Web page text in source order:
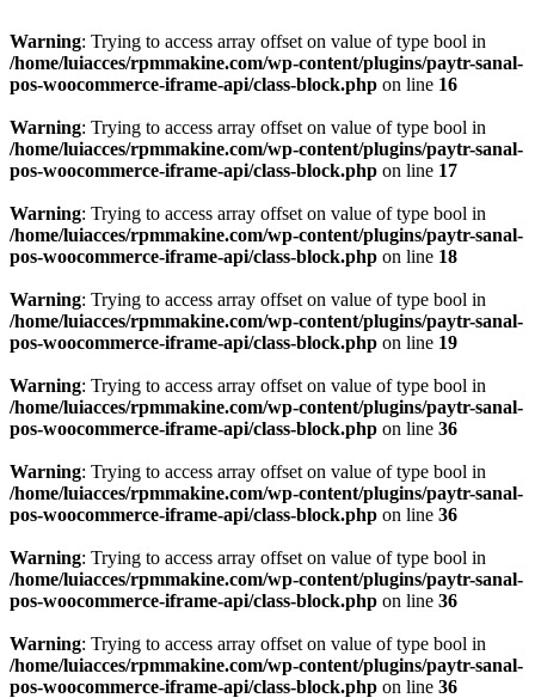
Warning: Trying to access array offset on value of type bool in
/home/luiacces/rpmmakine.com/wp-content/plugins/paytr-sanal-
pos-woocommerce-iframe-api/class-block.php on line 16
Warning: Trying to access array offset on value of type bool in
/home/luiacces/rpmmakine.com/wp-content/plugins/paytr-sanal-
pos-woocommerce-iframe-api/class-block.php on line 17
Warning: Trying to access array offset on value of type bool in
/home/luiacces/rpmmakine.com/wp-content/plugins/paytr-sanal-
pos-woocommerce-iframe-api/class-block.php on line 18
Warning: Trying to access array offset on value of type bool in
/home/luiacces/rpmmakine.com/wp-content/plugins/paytr-sanal-
pos-woocommerce-iframe-api/class-block.php on line 19
Warning: Trying to access array offset on value of type bool in
/home/luiacces/rpmmakine.com/wp-content/plugins/paytr-sanal-
pos-woocommerce-iframe-api/class-block.php on line 36
Warning: Trying to access array offset on value of type bool in
/home/luiacces/rpmmakine.com/wp-content/plugins/paytr-sanal-
pos-woocommerce-iframe-api/class-block.php on line 36
Warning: Trying to access array offset on value of type bool in
/home/luiacces/rpmmakine.com/wp-content/plugins/paytr-sanal-
pos-woocommerce-iframe-api/class-block.php on line 36
Warning: Trying to access array offset on value of type bool in
/home/luiacces/rpmmakine.com/wp-content/plugins/paytr-sanal-
pos-woocommerce-iframe-api/class-block.php on line 36